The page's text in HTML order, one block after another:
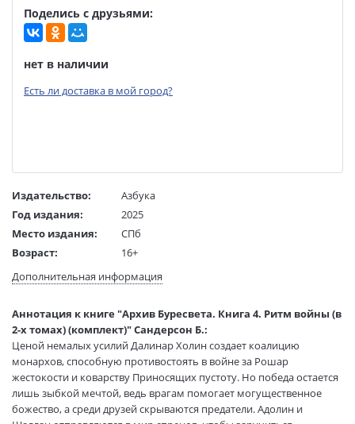
Поделись с друзьями:
нет в наличии
Есть ли доставка в мой город?
Издательство:
Азбука
Год издания:
2025
Место издания:
СПб
Возраст:
16+
Язык текста:
Перевод:
Осояну Наталья
Тип обложки:
Твердый переплет
Формат:
218x149x68
Размеры в мм
(ДхШхВ):
218x149x68
Вес:
1470 гр.
Код товара:
50048108
Дополнительная информация
Аннотация к книге "Архив Буресвета. Книга 4. Ритм войны (в
2-х томах) (комплект)" Сандерсон Б.:
Ценой немалых усилий Далинар Холин создает коалицию
монархов, способную противостоять в войне за Рошар
жестокости и коварству Приносящих пустоту. Но победа остается
лишь зыбкой мечтой, ведь врагам помогает могущественное
божество, а среди друзей скрываются предатели. Адолин и